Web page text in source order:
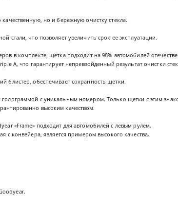
но и бережную очистку стекла.
стали, что позволяет увеличить срок ее эксплуатации.
в комплекте, щетка подходит на 98% автомобилей
A, что гарантирует непревзойденный результат очистки
блистер, обеспечивает сохранность щетки.
с уникальным номером. Только щетки с этим
высоким качеством.
«Frame» подходит для автомобилей с левым рулем.
с конвейера, является примером высокого качества.